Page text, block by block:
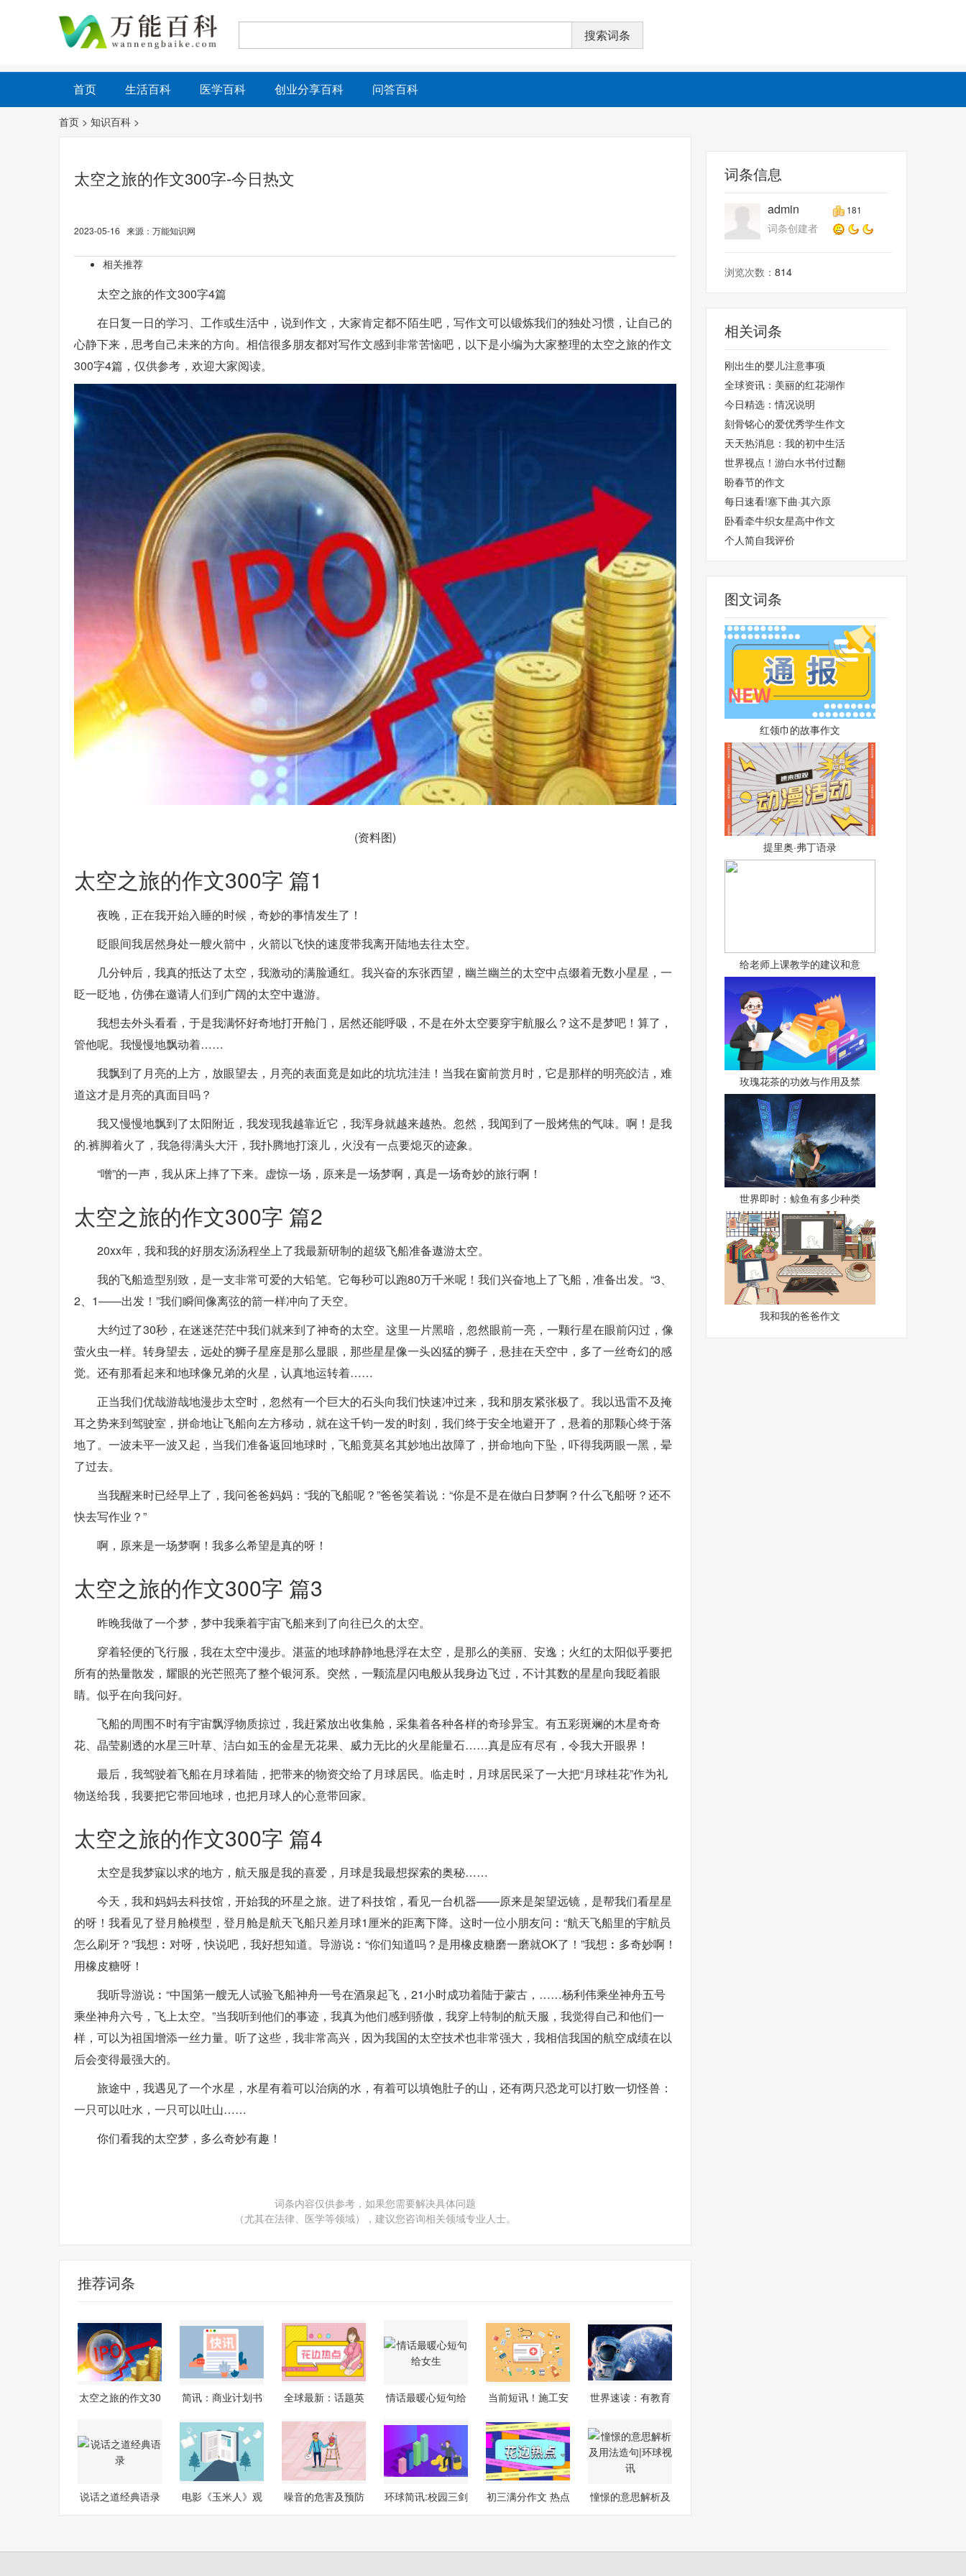
首页 生活百科 医学百科 创业分享百科 问答百科
首页 > 知识百科 >
太空之旅的作文300字-今日热文
2023-05-16 来源：万能知识网
相关推荐
太空之旅的作文300字4篇
在日复一日的学习、工作或生活中，说到作文，大家肯定都不陌生吧，写作文可以锻炼我们的独处习惯，让自己的
心静下来，思考自己未来的方向。相信很多朋友都对写作文感到非常苦恼吧，以下是小编为大家整理的太空之旅的作文
300字4篇，仅供参考，欢迎大家阅读。
(资料图)
太空之旅的作文300字 篇1
夜晚，正在我开始入睡的时候，奇妙的事情发生了！
眨眼间我居然身处一艘火箭中，火箭以飞快的速度带我离开陆地去往太空。
几分钟后，我真的抵达了太空，我激动的满脸通红。我兴奋的东张西望，幽兰幽兰的太空中点缀着无数小星星，一
眨一眨地，仿佛在邀请人们到广阔的太空中遨游。
我想去外头看看，于是我满怀好奇地打开舱门，居然还能呼吸，不是在外太空要穿宇航服么？这不是梦吧！算了，
管他呢。我慢慢地飘动着……
我飘到了月亮的上方，放眼望去，月亮的表面竟是如此的坑坑洼洼！当我在窗前赏月时，它是那样的明亮皎洁，难
道这才是月亮的真面目吗？
我又慢慢地飘到了太阳附近，我发现我越靠近它，我浑身就越来越热。忽然，我闻到了一股烤焦的气味。啊！是我
的.裤脚着火了，我急得满头大汗，我扑腾地打滚儿，火没有一点要熄灭的迹象。
“噌”的一声，我从床上摔了下来。虚惊一场，原来是一场梦啊，真是一场奇妙的旅行啊！
太空之旅的作文300字 篇2
20xx年，我和我的好朋友汤汤程坐上了我最新研制的超级飞船准备遨游太空。
我的飞船造型别致，是一支非常可爱的大铅笔。它每秒可以跑80万千米呢！我们兴奋地上了飞船，准备出发。“3、
2、1――出发！”我们瞬间像离弦的箭一样冲向了天空。
大约过了30秒，在迷迷茫茫中我们就来到了神奇的太空。这里一片黑暗，忽然眼前一亮，一颗行星在眼前闪过，像
萤火虫一样。转身望去，远处的狮子星座是那么显眼，那些星星像一头凶猛的狮子，悬挂在天空中，多了一丝奇幻的感
觉。还有那看起来和地球像兄弟的火星，认真地运转着……
正当我们优哉游哉地漫步太空时，忽然有一个巨大的石头向我们快速冲过来，我和朋友紧张极了。我以迅雷不及掩
耳之势来到驾驶室，拼命地让飞船向左方移动，就在这千钧一发的时刻，我们终于安全地避开了，悬着的那颗心终于落
地了。一波未平一波又起，当我们准备返回地球时，飞船竟莫名其妙地出故障了，拼命地向下坠，吓得我两眼一黑，晕
了过去。
当我醒来时已经早上了，我问爸爸妈妈：“我的飞船呢？”爸爸笑着说：“你是不是在做白日梦啊？什么飞船呀？还不
快去写作业？”
啊，原来是一场梦啊！我多么希望是真的呀！
太空之旅的作文300字 篇3
昨晚我做了一个梦，梦中我乘着宇宙飞船来到了向往已久的太空。
穿着轻便的飞行服，我在太空中漫步。湛蓝的地球静静地悬浮在太空，是那么的美丽、安逸；火红的太阳似乎要把
所有的热量散发，耀眼的光芒照亮了整个银河系。突然，一颗流星闪电般从我身边飞过，不计其数的星星向我眨着眼
睛。似乎在向我问好。
飞船的周围不时有宇宙飘浮物质掠过，我赶紧放出收集舱，采集着各种各样的奇珍异宝。有五彩斑斓的木星奇奇
花、晶莹剔透的水星三叶草、洁白如玉的金星无花果、威力无比的火星能量石……真是应有尽有，令我大开眼界！
最后，我驾驶着飞船在月球着陆，把带来的物资交给了月球居民。临走时，月球居民采了一大把“月球桂花”作为礼
物送给我，我要把它带回地球，也把月球人的心意带回家。
太空之旅的作文300字 篇4
太空是我梦寐以求的地方，航天服是我的喜爱，月球是我最想探索的奥秘……
今天，我和妈妈去科技馆，开始我的环星之旅。进了科技馆，看见一台机器——原来是架望远镜，是帮我们看星星
的呀！我看见了登月舱模型，登月舱是航天飞船只差月球1厘米的距离下降。这时一位小朋友问︰“航天飞船里的宇航员
怎么刷牙？”我想︰对呀，快说吧，我好想知道。导游说︰“你们知道吗？是用橡皮糖磨一磨就OK了！”我想︰多奇妙啊！
用橡皮糖呀！
我听导游说︰“中国第一艘无人试验飞船神舟一号在酒泉起飞，21小时成功着陆于蒙古，……杨利伟乘坐神舟五号
乘坐神舟六号，飞上太空。”当我听到他们的事迹，我真为他们感到骄傲，我穿上特制的航天服，我觉得自己和他们一
样，可以为祖国增添一丝力量。听了这些，我非常高兴，因为我国的太空技术也非常强大，我相信我国的航空成绩在以
后会变得最强大的。
旅途中，我遇见了一个水星，水星有着可以治病的水，有着可以填饱肚子的山，还有两只恐龙可以打败一切怪兽：
一只可以吐水，一只可以吐山……
你们看我的太空梦，多么奇妙有趣！
词条内容仅供参考，如果您需要解决具体问题
（尤其在法律、医学等领域），建议您咨询相关领域专业人士。
推荐词条
太空之旅的作文30
简讯：商业计划书
全球最新：话题英
情话最暖心短句给
当前短讯！施工安
世界速读：有教育
说话之道经典语录
电影《玉米人》观
噪音的危害及预防
环球简讯:校园三剑
初三满分作文 热点
憧憬的意思解析及
词条信息
admin 181
词条创建者
浏览次数： 814
相关词条
刚出生的婴儿注意事项
全球资讯：美丽的红花湖作
今日精选：情况说明
刻骨铭心的爱优秀学生作文
天天热消息：我的初中生活
世界视点！游白水书付过翻
盼春节的作文
每日速看!塞下曲·其六原
卧看牵牛织女星高中作文
个人简自我评价
图文词条
红领巾的故事作文
提里奥·弗丁语录
给老师上课教学的建议和意
玫瑰花茶的功效与作用及禁
世界即时：鲸鱼有多少种类
我和我的爸爸作文